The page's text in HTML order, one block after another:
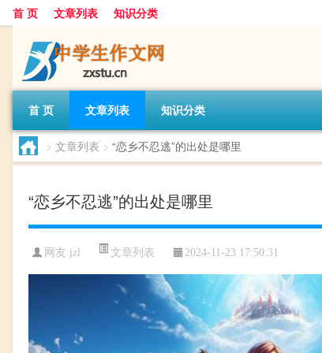
首 页 文章列表 知识分类
首 页 文章列表 知识分类
> 文章列表 > “恋乡不忍逃”的出处是哪里
“恋乡不忍逃”的出处是哪里
网友:jzl 文章列表 2024-11-23 17:50:31